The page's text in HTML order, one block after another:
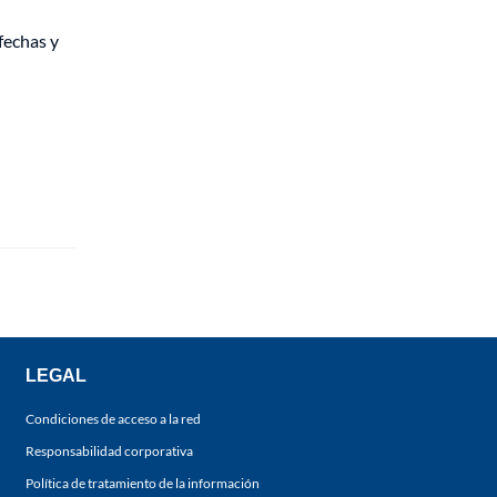
y
LEGAL
Condiciones de acceso a la red
Responsabilidad corporativa
Política de tratamiento de la información